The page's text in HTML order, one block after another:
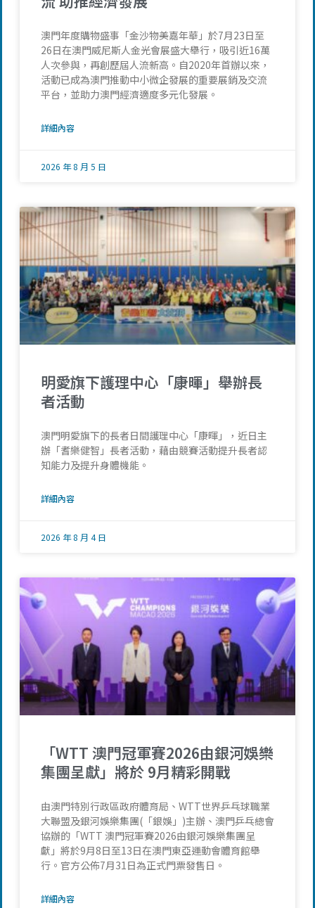
澳門年度購物盛事「金沙物美嘉年華」於7月23日至
26日在澳門威尼斯人金光會展盛大舉行，吸引近16萬
人次參與，再創歷屆人流新高。自2020年首辦以來，
活動已成為澳門推動中小微企發展的重要展銷及交流
平台，並助力澳門經濟適度多元化發展。
詳細內容
2026 年 8 月 5 日
明愛旗下護理中心「康暉」舉辦長
者活動
澳門明愛旗下的長者日間護理中心「康暉」，近日主
辦「耆樂健智」長者活動，藉由競賽活動提升長者認
知能力及提升身體機能。
詳細內容
2026 年 8 月 4 日
「WTT 澳門冠軍賽2026由銀河娛樂
集團呈獻」將於 9月精彩開戰
由澳門特別行政區政府體育局、WTT世界乒乓球職業
大聯盟及銀河娛樂集團(「銀娛」)主辦、澳門乒乓總會
協辦的「WTT 澳門冠軍賽2026由銀河娛樂集團呈
獻」將於9月8日至13日在澳門東亞運動會體育館舉
行。官方公佈7月31日為正式門票發售日。
詳細內容